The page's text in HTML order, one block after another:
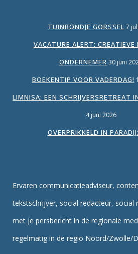
TUINRONDJE GORSSEL 7
VACATURE ALERT: CREATIEVE
ONDERNEMER 30 juni
BOEKENTIP VOOR VADERDAG!
LIMNISA: EEN SCHRIJVERSRETREAT
4 juni 2026
OVERPRIKKELD IN
Ervaren communicatieadviseur,
tekstschrijver, social redacteur, social
met je persbericht in de regionale
regelmatig in de regio Noord/Zwolle/